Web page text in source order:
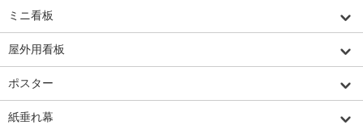
ミニ看板
屋外用看板
ポスター
紙垂れ幕